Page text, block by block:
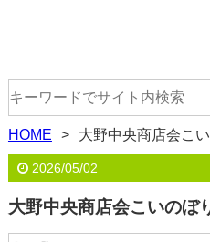
HOME 大野中央商店会こ
2026/05/02
大野中央商店会こいのぼ